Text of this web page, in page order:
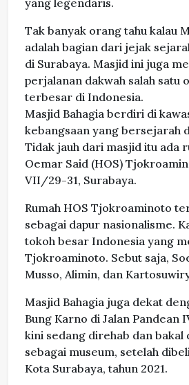
yang legendaris.
Tak banyak orang tahu kalau
adalah bagian dari jejak
di Surabaya. Masjid ini juga
perjalanan dakwah salah satu
terbesar di Indonesia.
Masjid Bahagia berdiri di
kebangsaan yang bersejarah
Tidak jauh dari masjid itu ada
Oemar Said (HOS)
VII/29-31, Surabaya.
Rumah HOS Tjokroaminoto
sebagai dapur nasionalisme.
tokoh besar Indonesia yang
Tjokroaminoto. Sebut saja,
Musso, Alimin, dan
Masjid Bahagia juga dekat
Bung Karno di Jalan Pandean
kini sedang direhab dan bakal
sebagai museum, setelah
Kota Surabaya, tahun 2021.